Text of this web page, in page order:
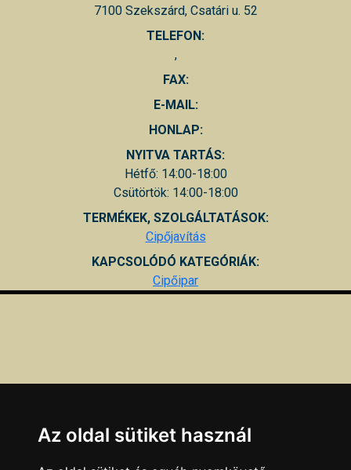
7100 Szekszárd, Csatári u. 52
TELEFON:
,
FAX:
E-MAIL:
HONLAP:
NYITVA TARTÁS:
Hétfő: 14:00-18:00
Csütörtök: 14:00-18:00
TERMÉKEK, SZOLGÁLTATÁSOK:
Cipőjavítás
KAPCSOLÓDÓ KATEGÓRIÁK:
Cipőipar
Az oldal sütiket használ